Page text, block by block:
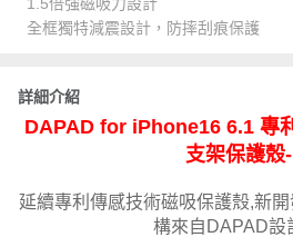
全框獨特減震設計，防摔刮痕保護
詳細介紹
DAPAD for iPhone16 6.1 專
支架保護殼-
延續專利傳感技術磁吸保護殼,新
構來自DAPAD設